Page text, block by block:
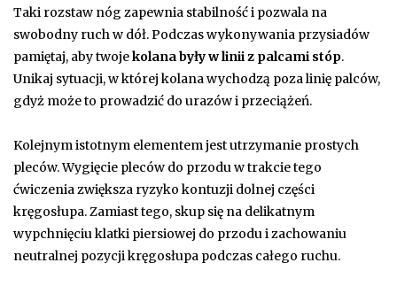
Taki rozstaw nóg zapewnia stabilność i pozwala na
swobodny ruch w dół. Podczas wykonywania przysiadów
pamiętaj, aby twojekolana były w linii z palcami stóp.
Unikaj sytuacji, w której kolana wychodzą poza linię palców,
gdyż może to prowadzić do urazów i przeciążeń.
Kolejnym istotnym elementem jest utrzymanie prostych
pleców. Wygięcie pleców do przodu w trakcie tego
ćwiczenia zwiększa ryzyko kontuzji dolnej części
kręgosłupa. Zamiast tego, skup się na delikatnym
wypchnięciu klatki piersiowej do przodu i zachowaniu
neutralnej pozycji kręgosłupa podczas całego ruchu.